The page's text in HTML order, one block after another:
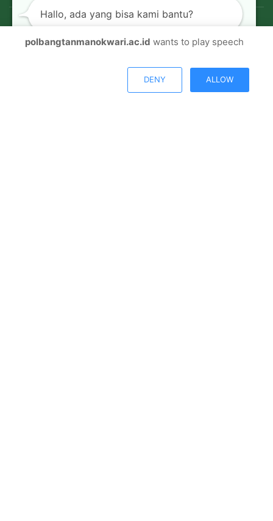
Hallo, ada yang bisa kami bantu?
polbangtanmanokwari.ac.id wants to play speech
DENY ALLOW